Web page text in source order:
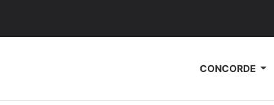
CONCORDE